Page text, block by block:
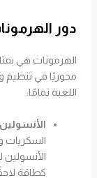
دور
الهرمونات هي
محوريًا في تنظيم
اللعبة تمامًا:
السكريات
الأنسولين
كطاقة